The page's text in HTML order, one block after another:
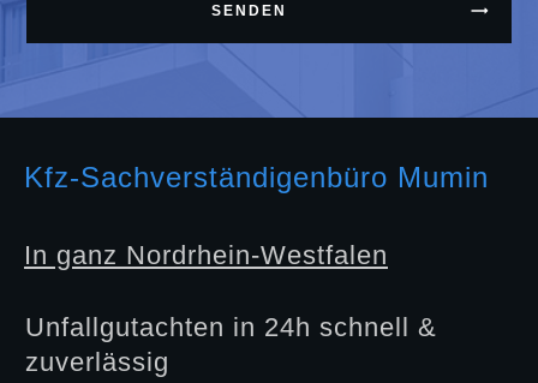
SENDEN
Kfz-Sachverständigenbüro Mumin
In ganz Nordrhein-Westfalen
Unfallgutachten in 24h schnell &
zuverlässig